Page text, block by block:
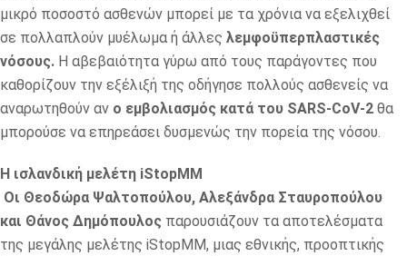
μικρό ποσοστό ασθενών μπορεί με τα χρόνια να εξελιχθεί
σε πολλαπλούν μυέλωμα ή άλλες λεμφοϋπερπλαστικές
νόσους. Η αβεβαιότητα γύρω από τους παράγοντες που
καθορίζουν την εξέλιξή της οδήγησε πολλούς ασθενείς να
αναρωτηθούν αν ο εμβολιασμός κατά του SARS‑CoV‑2 θα
μπορούσε να επηρεάσει δυσμενώς την πορεία της νόσου.
Η ισλανδική μελέτη iStopMM
Οι Θεοδώρα Ψαλτοπούλου, Αλεξάνδρα Σταυροπούλου
και Θάνος Δημόπουλος παρουσιάζουν τα αποτελέσματα
της μεγάλης μελέτης iStopMM, μιας εθνικής, προοπτικής